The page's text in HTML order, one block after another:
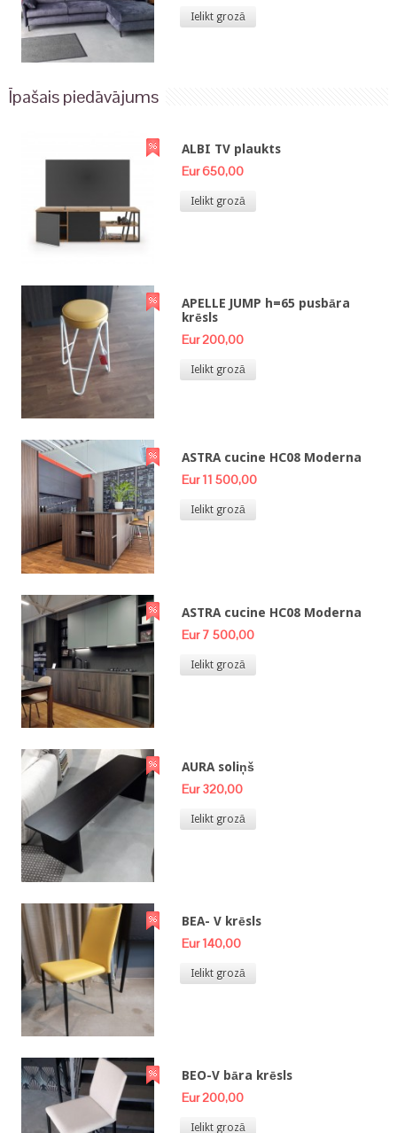
Ielikt grozā
Īpašais piedāvājums
ALBI TV plaukts
Eur 650,00
Ielikt grozā
APELLE JUMP h=65 pusbāra
krēsls
Eur 200,00
Ielikt grozā
ASTRA cucine HC08 Moderna
Eur 11 500,00
Ielikt grozā
ASTRA cucine HC08 Moderna
Eur 7 500,00
Ielikt grozā
AURA soliņš
Eur 320,00
Ielikt grozā
BEA- V krēsls
Eur 140,00
Ielikt grozā
BEO-V bāra krēsls
Eur 200,00
Ielikt grozā